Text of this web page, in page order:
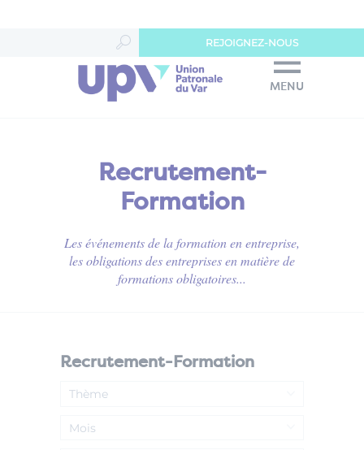
MENU
REJOIGNEZ-NOUS
Recrutement-
Formation
Les événements de la formation en entreprise,
les obligations des entreprises en matière de
formations obligatoires...
Recrutement-Formation
Thème
Mois